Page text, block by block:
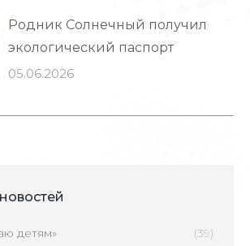
Родник Солнечный получил
экологический паспорт
05.06.2026
детям»
(39)